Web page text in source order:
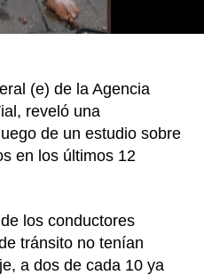
pase
(e) de la Agencia
reveló una
de un estudio sobre
en los últimos 12
los conductores
tránsito no tenían
a dos de cada 10 ya